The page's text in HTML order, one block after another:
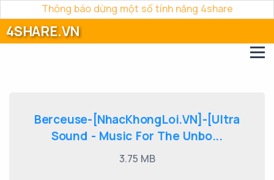
Thông báo dừng một số tính năng 4share
4SHARE.VN
Berceuse-[NhacKhongLoi.VN]-[Ultra
Sound - Music For The Unbo...
3.75 MB